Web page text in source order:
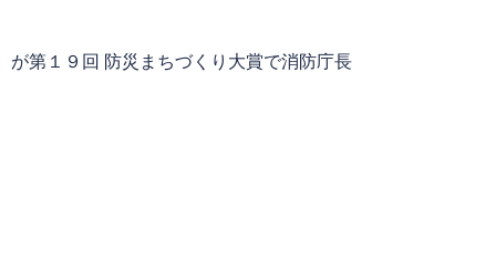
第１９回 防災まちづくり大賞で消防庁長